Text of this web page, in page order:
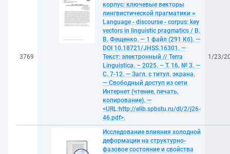
3769
корпус: ключевые векторы
лингвистической прагматики =
Language - discourse - corpus: key
vectors in linguistic pragmatics / В.
В. Фещенко. — 1 файл (291 Кб). —
DOI 10.18721/JHSS.16301. —
Текст: электронный // Terra
Linguistica. – 2025. – Т. 16, № 3. —
С. 7-12. — Загл. с титул. экрана.
— Свободный доступ из сети
Интернет (чтение, печать,
копирование). —
<URL:http://elib.spbstu.ru/dl/2/j26-
46.pdf>.
1/23/
Исследование влияния холодной
деформации на структурно-
фазовое состояние и свойства